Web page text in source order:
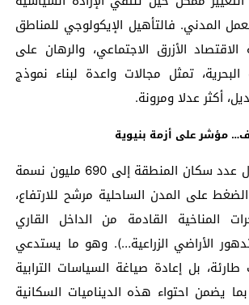
المدني. فالتأهيل الإيكولوجي للمناطق
الاقتصاد الأزرق الاجتماعي، والرهان على
تمثل مجالات واعدة لبناء نموذج
أكثر عدلا ومرونة.
مؤشر على أزمة بنيوية
مع التوقعات بوصول عدد سكان المنطقة إلى 690 مليون نسمة
فإن الضغط على المدن الساحلية مرشح للارتفاع،
المناخية القادمة من الداخل القاري
الأراضي الزراعية…). وهو ما يستدعي
بل إعادة صياغة السياسات الترابية
بما يضمن احتواء هذه الديناميات السكانية